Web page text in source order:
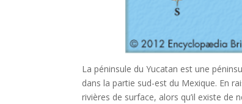
La péninsule du Yucatan est une
dans la partie sud-est du Mexique. En
rivières de surface, alors qu’il existe